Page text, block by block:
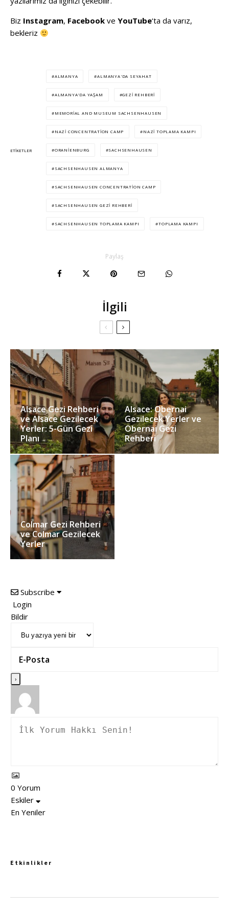
Biz Instagram, Facebook ve YouTube‘ta da varız,
bekleriz
ETIKETLER
ALMANYA ALMANYA'DA SEYAHAT
ALMANYA'DA YAŞAM GEZI REHBERI
MEMORIAL AND MUSEUM SACHSENHAUSEN
NAZI CONCENTRATION CAMP NAZI TOPLAMA KAMPI
ORANIENBURG SACHSENHAUSEN
SACHSENHAUSEN ALMANYA
SACHSENHAUSEN CONCENTRATION CAMP
SACHSENHAUSEN GEZI REHBERI
SACHSENHAUSEN TOPLAMA KAMPI TOPLAMA KAMPI
Paylaş
İlgili
Alsace Gezi Rehberi
ve Alsace Gezilecek
Yerler: 5-Gün Gezi
Planı
Alsace: Obernai
Gezilecek Yerler ve
Obernai Gezi
Rehberi
Colmar Gezi Rehberi
ve Colmar Gezilecek
Yerler
Subscribe
Login
Bildir
0 Yorum
Eskiler
En Yeniler
Etkinlikler